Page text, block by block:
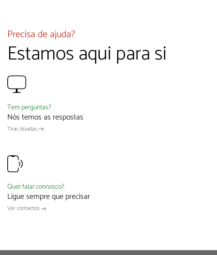
Precisa de ajuda?
Estamos aqui para si
Tem perguntas?
Nós temos as respostas
Tirar dúvidas
Quer falar connosco?
Ligue sempre que precisar
Ver contactos